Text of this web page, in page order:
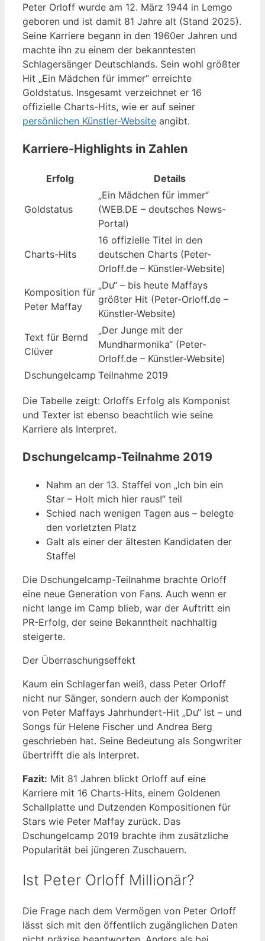
Peter Orloff wurde am 12. März 1944 in Lemgo
geboren und ist damit 81 Jahre alt (Stand 2025).
Seine Karriere begann in den 1960er Jahren und
machte ihn zu einem der bekanntesten
Schlagersänger Deutschlands. Sein wohl größter
Hit „Ein Mädchen für immer“ erreichte
Goldstatus. Insgesamt verzeichnet er 16
offizielle Charts-Hits, wie er auf seiner
persönlichen Künstler-Website angibt.
Karriere-Highlights in Zahlen
Erfolg Details
Goldstatus
„Ein Mädchen für immer“
(WEB.DE – deutsches News-
Portal)
Charts-Hits
16 offizielle Titel in den
deutschen Charts (Peter-
Orloff.de – Künstler-Website)
Komposition für
Peter Maffay
„Du“ – bis heute Maffays
größter Hit (Peter-Orloff.de –
Künstler-Website)
Text für Bernd
Clüver
„Der Junge mit der
Mundharmonika“ (Peter-
Orloff.de – Künstler-Website)
Dschungelcamp Teilnahme 2019
Die Tabelle zeigt: Orloffs Erfolg als Komponist
und Texter ist ebenso beachtlich wie seine
Karriere als Interpret.
Dschungelcamp-Teilnahme 2019
Nahm an der 13. Staffel von „Ich bin ein
Star – Holt mich hier raus!“ teil
Schied nach wenigen Tagen aus – belegte
den vorletzten Platz
Galt als einer der ältesten Kandidaten der
Staffel
Die Dschungelcamp-Teilnahme brachte Orloff
eine neue Generation von Fans. Auch wenn er
nicht lange im Camp blieb, war der Auftritt ein
PR-Erfolg, der seine Bekanntheit nachhaltig
steigerte.
Der Überraschungseffekt
Kaum ein Schlagerfan weiß, dass Peter Orloff
nicht nur Sänger, sondern auch der Komponist
von Peter Maffays Jahrhundert-Hit „Du“ ist – und
Songs für Helene Fischer und Andrea Berg
geschrieben hat. Seine Bedeutung als Songwriter
übertrifft die als Interpret.
Fazit: Mit 81 Jahren blickt Orloff auf eine
Karriere mit 16 Charts-Hits, einem Goldenen
Schallplatte und Dutzenden Kompositionen für
Stars wie Peter Maffay zurück. Das
Dschungelcamp 2019 brachte ihm zusätzliche
Popularität bei jüngeren Zuschauern.
Ist Peter Orloff Millionär?
Die Frage nach dem Vermögen von Peter Orloff
lässt sich mit den öffentlich zugänglichen Daten